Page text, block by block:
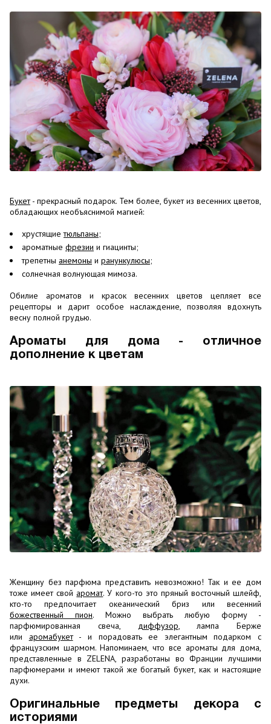
Букет- прекрасный подарок. Тем более, букет из весенних цветов,
обладающих необъяснимой магией:
хрустящиетюльпаны;
ароматные фрезии и гиацинты;
трепетны анемоны и ранункулюсы;
солнечная волнующая мимоза.
Обилие ароматов и красок весенних цветов цепляет все
рецепторы и дарит особое наслаждение, позволяя вдохнуть
весну полной грудью.
Ароматы для дома - отличное
дополнение к цветам
Женщину без парфюма представить невозможно! Так и ее дом
тоже имеет свой аромат. У кого-то это пряный восточный шлейф,
кто-то предпочитает океанический бриз или весенний
божественный пион. Можно выбрать любую форму -
парфюмированная свеча, диффузор, лампа Берже
или аромабукет- и порадовать ее элегантным подарком с
французским шармом. Напоминаем, что все ароматы для дома,
представленные в ZELENA, разработаны во Франции лучшими
парфюмерами и имеют такой же богатый букет, как и настоящие
духи.
Оригинальные предметы декора с
историями